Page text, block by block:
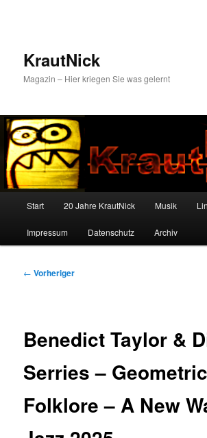
KrautNick
Magazin – Hier kriegen Sie was gelernt
Start 20 Jahre KrautNick Musik
Impressum Datenschutz Archiv
Beitragsnavigation
← Vorheriger
Benedict Taylor &
Serries – Geometric
Folklore – A New